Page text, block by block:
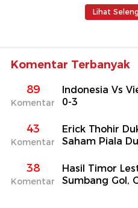
Lihat
Komentar Terbanyak
89
Komentar
Indonesia Vs
0-3
43
Komentar
Erick Thohir
Saham Piala
38
Komentar
Hasil Timor
Sumbang Gol,